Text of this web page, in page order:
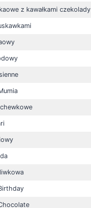
z kawałkami czekolady